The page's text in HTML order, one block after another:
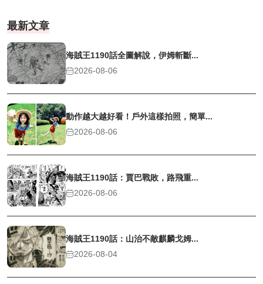
最新文章
海賊王1190話全圖解說，伊姆斬斷...
2026-08-06
動作越大越好看！戶外這樣拍照，簡單...
2026-08-06
海賊王1190話：賈巴戰敗，路飛重...
2026-08-06
海賊王1190話：山治不敵麒麟戈姆...
2026-08-04